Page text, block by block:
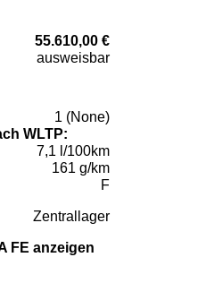
55.610,00 €
ausweisbar
1 (None)
WLTP:
7,1 l/100km
161 g/km
F
Zentrallager
FE anzeigen